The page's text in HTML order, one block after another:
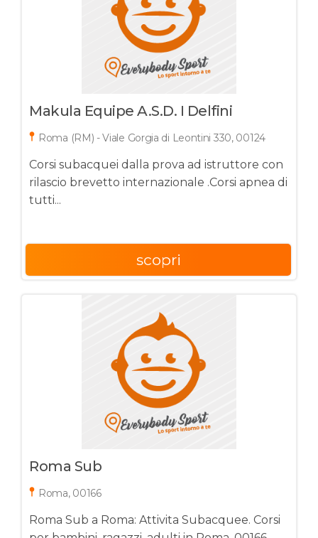
Makula Equipe A.s.d. I Delfini
Roma (RM) - Viale Gorgia di Leontini 330, 00124
Corsi subacquei dalla prova ad istruttore con
rilascio brevetto internazionale .Corsi apnea di
tutti...
scopri
Roma Sub
Roma, 00166
Roma Sub a Roma: Attivita Subacquee. Corsi